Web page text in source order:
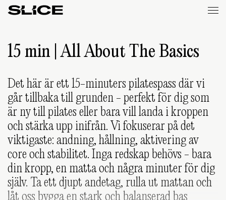
Slice
15 min | All About The Basics
Det här är ett 15-minuters pilatespass där vi
går tillbaka till grunden - perfekt för dig som
är ny till pilates eller bara vill landa i kroppen
och stärka upp inifrån. Vi fokuserar på det
viktigaste: andning, hållning, aktivering av
core och stabilitet. Inga redskap behövs - bara
din kropp, en matta och några minuter för dig
själv. Ta ett djupt andetag, rulla ut mattan och
låt oss bygga en stark och balanserad bas